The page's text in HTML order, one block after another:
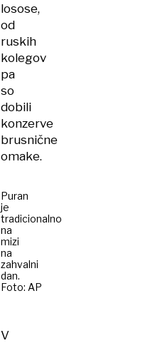
losose,
od
ruskih
kolegov
pa
so
dobili
konzerve
brusnične
omake.
Puran
je
tradicionalno
na
mizi
na
zahvalni
dan.
Foto: AP
V